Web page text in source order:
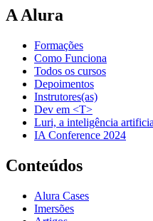
A Alura
Formações
Como Funciona
Todos os cursos
Depoimentos
Instrutores(as)
Dev em <T>
Luri, a inteligência
IA Conference 2024
Conteúdos
Alura Cases
Imersões